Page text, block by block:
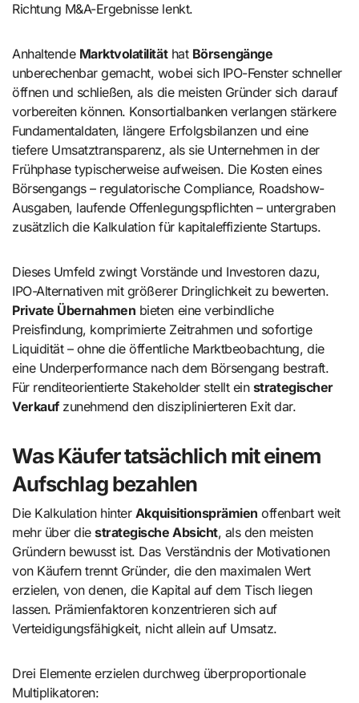
Richtung M&A-Ergebnisse lenkt.
Anhaltende Marktvolatilitäthat Börsengänge
unberechenbar gemacht, wobei sich IPO-Fenster schneller
öffnen und schließen, als die meisten Gründer sich darauf
vorbereiten können. Konsortialbanken verlangen stärkere
Fundamentaldaten, längere Erfolgsbilanzen und eine
tiefere Umsatztransparenz, als sie Unternehmen in der
Frühphase typischerweise aufweisen. Die Kosten eines
Börsengangs – regulatorische Compliance, Roadshow-
Ausgaben, laufende Offenlegungspflichten – untergraben
zusätzlich die Kalkulation für kapitaleffiziente Startups.
Dieses Umfeld zwingt Vorstände und Investoren dazu,
IPO-Alternativen mit größerer Dringlichkeit zu bewerten.
Private Übernahmen bieten eine verbindliche
Preisfindung, komprimierte Zeitrahmen und sofortige
Liquidität – ohne die öffentliche Marktbeobachtung, die
eine Underperformance nach dem Börsengang bestraft.
Für renditeorientierte Stakeholder stellt ein strategischer
Verkaufzunehmend den disziplinierteren Exit dar.
Was Käufer tatsächlich mit einem
Aufschlag bezahlen
Die Kalkulation hinter Akquisitionsprämien offenbart weit
mehr über diestrategische Absicht, als den meisten
Gründern bewusst ist. Das Verständnis der Motivationen
von Käufern trennt Gründer, die den maximalen Wert
erzielen, von denen, die Kapital auf dem Tisch liegen
lassen. Prämienfaktoren konzentrieren sich auf
Verteidigungsfähigkeit, nicht allein auf Umsatz.
Drei Elemente erzielen durchweg überproportionale
Multiplikatoren: